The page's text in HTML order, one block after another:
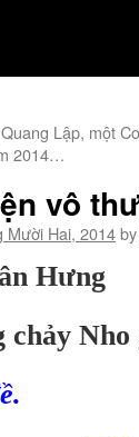
Lập, một
2014…
vô
Mười Hai, 2014by
Hưng
chảy Nho